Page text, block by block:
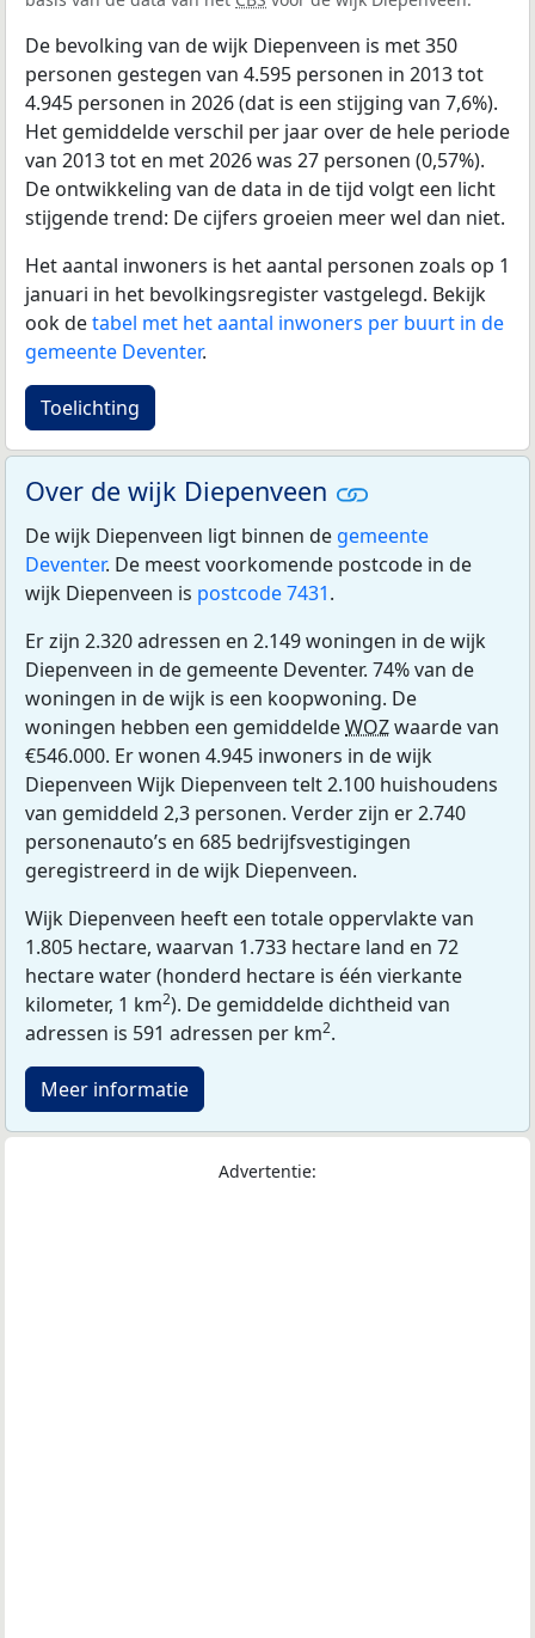
De bevolking van de wijk Diepenveen is met 350
personen gestegen van 4.595 personen in 2013 tot
4.945 personen in 2026 (dat is een stijging van 7,6%).
Het gemiddelde verschil per jaar over de hele periode
van 2013 tot en met 2026 was 27 personen (0,57%).
De ontwikkeling van de data in de tijd volgt een licht
stijgende trend: De cijfers groeien meer wel dan niet.
Het aantal inwoners is het aantal personen zoals op 1
januari in het bevolkingsregister vastgelegd. Bekijk
ook detabel met het aantal inwoners per buurt in de
gemeente Deventer.
Toelichting
Over de wijk Diepenveen
De wijk Diepenveen ligt binnen de gemeente
Deventer. De meest voorkomende postcode in de
wijk Diepenveen is postcode 7431.
Er zijn 2.320 adressen en 2.149 woningen in de wijk
Diepenveen in de gemeente Deventer. 74% van de
woningen in de wijk is een koopwoning. De
woningen hebben een gemiddeldeWOZwaarde van
€546.000. Er wonen 4.945 inwoners in de wijk
Diepenveen Wijk Diepenveen telt 2.100 huishoudens
van gemiddeld 2,3 personen. Verder zijn er 2.740
personenauto’s en 685 bedrijfsvestigingen
geregistreerd in de wijk Diepenveen.
Wijk Diepenveen heeft een totale oppervlakte van
1.805 hectare, waarvan 1.733 hectare land en 72
hectare water (honderd hectare is één vierkante
kilometer, 1 km2). De gemiddelde dichtheid van
adressen is 591 adressen per km2.
Meer informatie
Advertentie: